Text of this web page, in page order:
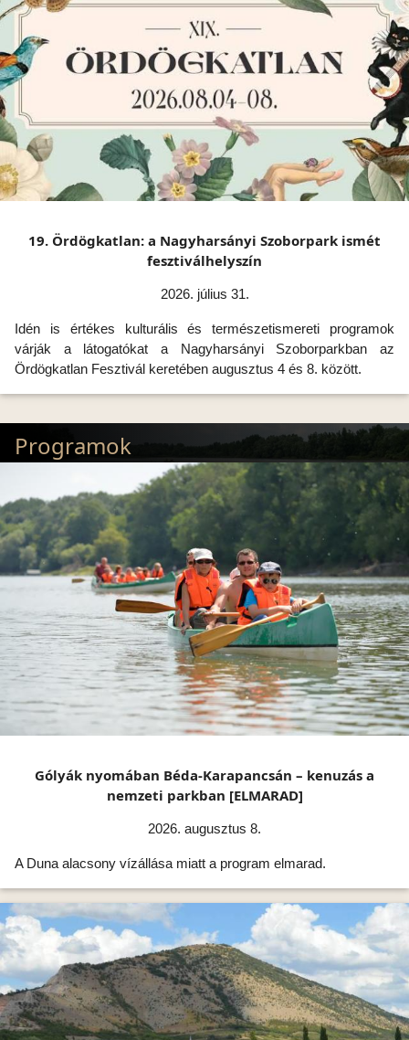
19. Ördögkatlan: a Nagyharsányi Szoborpark ismét
fesztiválhelyszín
2026. július 31.
Idén is értékes kulturális és természetismereti programok
várják a látogatókat a Nagyharsányi Szoborparkban az
Ördögkatlan Fesztivál keretében augusztus 4 és 8. között.
Programok
Gólyák nyomában Béda-Karapancsán – kenuzás a
nemzeti parkban [ELMARAD]
2026. augusztus 8.
A Duna alacsony vízállása miatt a program elmarad.